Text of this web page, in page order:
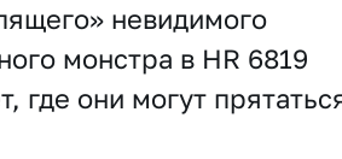
невидимого
монстра в HR 6819
где они могут